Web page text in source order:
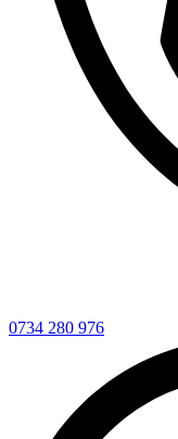
0734 280 976